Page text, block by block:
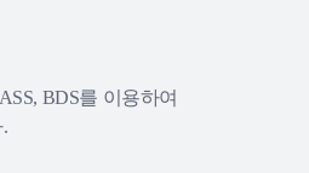
BDS를 이용하여